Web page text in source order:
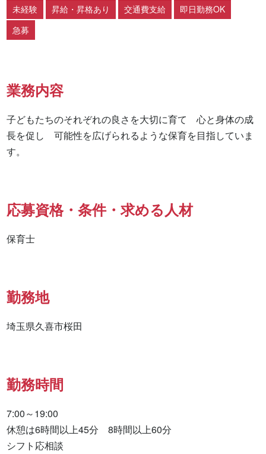
未経験 昇給・昇格あり 交通費支給
即日勤務OK
急募
業務内容
子どもたちのそれぞれの良さを大切に育て　心と身体の成
長を促し　可能性を広げられるような保育を目指していま
す。
応募資格・条件・求める人材
保育士
勤務地
埼玉県久喜市桜田
勤務時間
7:00～19:00
休憩は6時間以上45分　8時間以上60分
シフト応相談